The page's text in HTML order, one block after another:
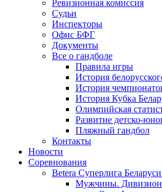
Ревизионная комиссия
Судьи
Инспекторы
Офис БФГ
Документы
Все о гандболе
Правила игры
История
История
История Кубка
Олимпийская
Развитие детско-
Пляжный гандбол
Контакты
Новости
Соревнования
Betera Суперлига
Мужчины. Дивизион